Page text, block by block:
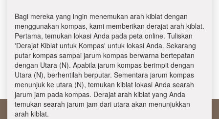
Bagi mereka yang ingin menemukan arah kiblat dengan
menggunakan kompas, kami memberikan derajat arah kiblat.
Pertama, temukan lokasi Anda pada peta online. Tuliskan
'Derajat Kiblat untuk Kompas' untuk lokasi Anda. Sekarang
putar kompas sampai jarum kompas berwarna bertepatan
dengan Utara (N). Apabila jarum kompas berimpit dengan
Utara (N), berhentilah berputar. Sementara jarum kompas
menunjuk ke utara (N), temukan kiblat lokasi Anda searah
jarum jam pada kompas. Derajat arah kiblat yang Anda
temukan searah jarum jam dari utara akan menunjukkan
arah kiblat.